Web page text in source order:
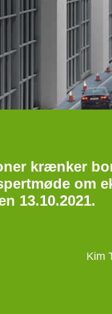
krænker
om
13.10.2021.
Kim